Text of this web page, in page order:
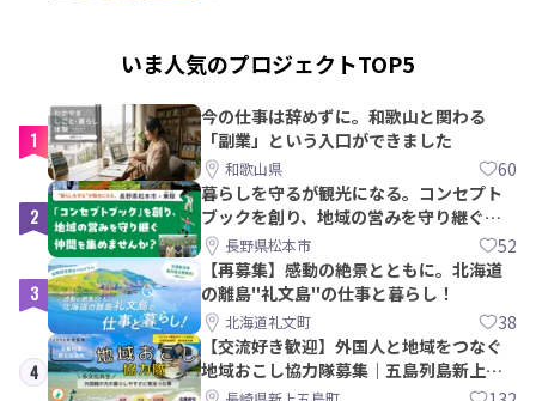
いま人気のプロジェクトTOP5
1
今の仕事は辞めずに。和歌山と関わる
「副業」という入口ができました
和歌山県 60
2
暮らしを守るが観光になる。コンセプト
ブックを創り、地域の営みを守り継ぐ仲
間を集めませんか？
長野県松本市 52
3
【再募集】感動の絶景とともに。北海道
の離島"礼文島"の仕事と暮らし！
北海道礼文町 38
4
【交流好き歓迎】外国人と地域をつなぐ
地域おこし協力隊募集｜五島列島新上五
島町